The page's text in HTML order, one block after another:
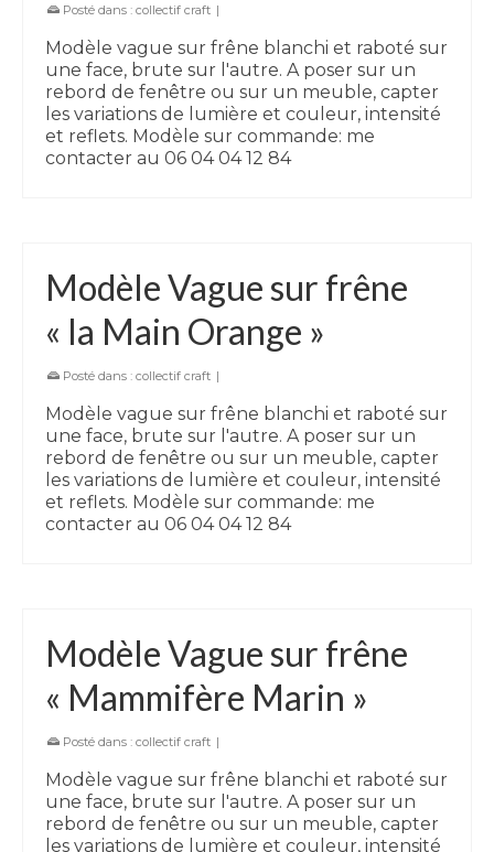
Posté dans : collectif craft |
Modèle vague sur frêne blanchi et raboté sur
une face, brute sur l'autre. A poser sur un
rebord de fenêtre ou sur un meuble, capter
les variations de lumière et couleur, intensité
et reflets. Modèle sur commande: me
contacter au 06 04 04 12 84
Modèle Vague sur frêne
« la Main Orange »
Posté dans : collectif craft |
Modèle vague sur frêne blanchi et raboté sur
une face, brute sur l'autre. A poser sur un
rebord de fenêtre ou sur un meuble, capter
les variations de lumière et couleur, intensité
et reflets. Modèle sur commande: me
contacter au 06 04 04 12 84
Modèle Vague sur frêne
« Mammifère Marin »
Posté dans : collectif craft |
Modèle vague sur frêne blanchi et raboté sur
une face, brute sur l'autre. A poser sur un
rebord de fenêtre ou sur un meuble, capter
les variations de lumière et couleur, intensité